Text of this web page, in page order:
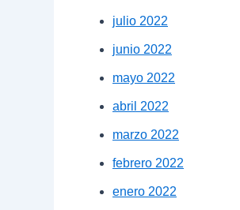
julio 2022
junio 2022
mayo 2022
abril 2022
marzo 2022
febrero 2022
enero 2022